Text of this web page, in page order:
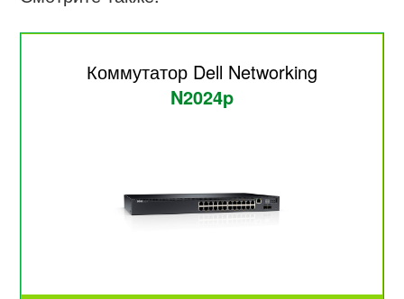
Коммутатор Dell Networking
N2024p